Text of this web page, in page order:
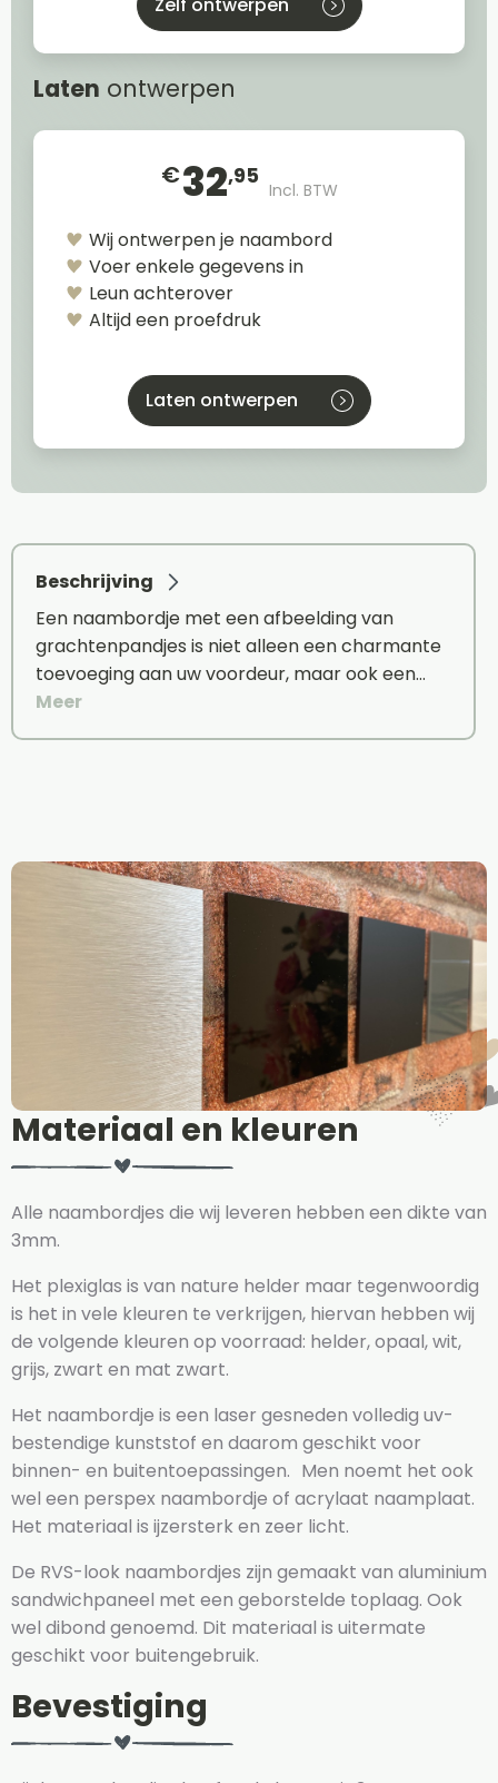
Laten ontwerpen
€32,95
Incl. BTW
Wij ontwerpen je naambord
Voer enkele gegevens in
Leun achterover
Altijd een proefdruk
Laten ontwerpen
Beschrijving
Een naambordje met een afbeelding van
grachtenpandjes is niet alleen een charmante
toevoeging aan uw voordeur, maar ook een…
Meer
Materiaal en kleuren
Alle naambordjes die wij leveren hebben een dikte van
3mm.
Het plexiglas is van nature helder maar tegenwoordig
is het in vele kleuren te verkrijgen, hiervan hebben wij
de volgende kleuren op voorraad: helder, opaal, wit,
grijs, zwart en mat zwart.
Het naambordje is een laser gesneden volledig uv-
bestendige kunststof en daarom geschikt voor
binnen- en buitentoepassingen. Men noemt het ook
wel een perspex naambordje of acrylaat naamplaat.
Het materiaal is ijzersterk en zeer licht.
De RVS-look naambordjes zijn gemaakt van aluminium
sandwichpaneel met een geborstelde toplaag. Ook
wel dibond genoemd. Dit materiaal is uitermate
geschikt voor buitengebruik.
Bevestiging